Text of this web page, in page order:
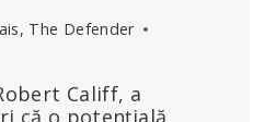
The Defender
Califf, a